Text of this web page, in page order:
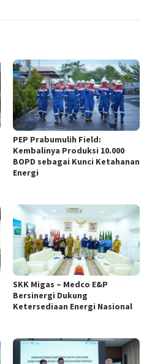
PEP Prabumulih Field:
Kembalinya Produksi 10.000
BOPD sebagai Kunci Ketahanan
Energi
SKK Migas – Medco E&P
Bersinergi Dukung
Ketersediaan Energi Nasional